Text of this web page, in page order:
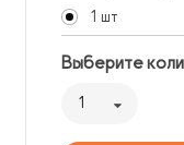
1 шт
Выберите
1